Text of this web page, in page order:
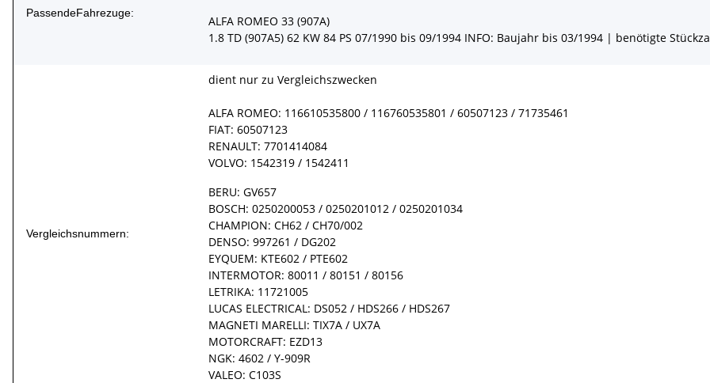
PassendeFahrezuge:
ALFA ROMEO 33 (907A)
1.8 TD (907A5) 62 KW 84 PS 07/1990 bis 09/1994 INFO: Baujahr bis 03/1994 | benötigte
Vergleichsnummern:
dient nur zu Vergleichszwecken
ALFA ROMEO: 116610535800 / 116760535801 / 60507123 / 71735461
FIAT: 60507123
RENAULT: 7701414084
VOLVO: 1542319 / 1542411
BERU: GV657
BOSCH: 0250200053 / 0250201012 / 0250201034
CHAMPION: CH62 / CH70/002
DENSO: 997261 / DG202
EYQUEM: KTE602 / PTE602
INTERMOTOR: 80011 / 80151 / 80156
LETRIKA: 11721005
LUCAS ELECTRICAL: DS052 / HDS266 / HDS267
MAGNETI MARELLI: TIX7A / UX7A
MOTORCRAFT: EZD13
NGK: 4602 / Y-909R
VALEO: C103S